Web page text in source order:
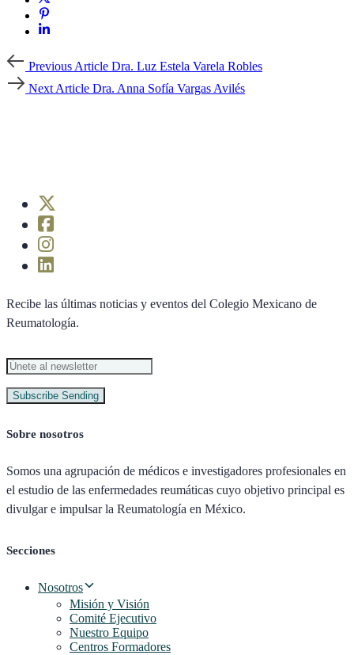
Previous
ArticlePrevious Article Dra. Luz Estela Varela Robles
Next
ArticleNext Article Dra. Anna Sofía Vargas Avilés
Recibe las últimas noticias y eventos del Colegio Mexicano de
Reumatología.
Subscribe Sending
Sobre nosotros
Somos una agrupación de médicos e investigadores profesionales en
el estudio de las enfermedades reumáticas cuyo objetivo principal es
divulgar e impulsar la Reumatología en México.
Secciones
Nosotros
Misión y Visión
Comité Ejecutivo
Nuestro Equipo
Centros Formadores